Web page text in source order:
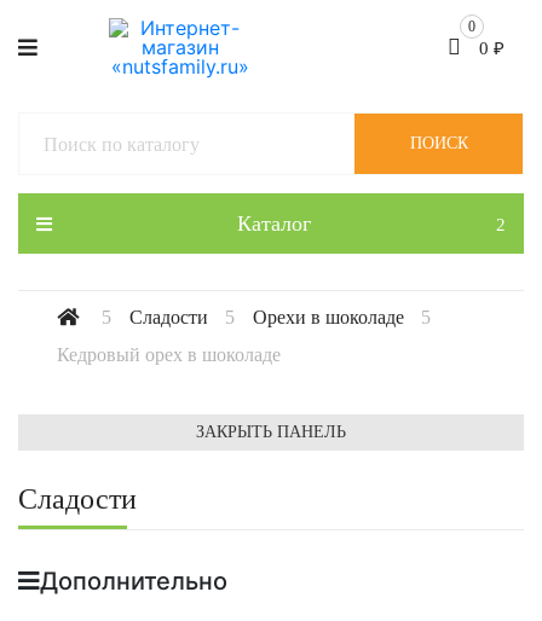
0
0 ₽
Каталог
ПОИСК
Сладости
Орехи в шоколаде
Кедровый орех в шоколаде
ЗАКРЫТЬ ПАНЕЛЬ
Сладости
Дополнительно